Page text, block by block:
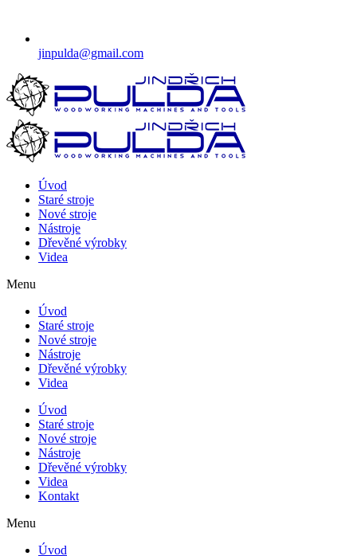
jinpulda@gmail.com
Úvod
Staré stroje
Nové stroje
Nástroje
Dřevěné výrobky
Videa
Menu
Úvod
Staré stroje
Nové stroje
Nástroje
Dřevěné výrobky
Videa
Úvod
Staré stroje
Nové stroje
Nástroje
Dřevěné výrobky
Videa
Kontakt
Menu
Úvod